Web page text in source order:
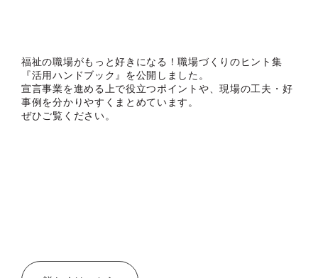
福祉の職場がもっと好きになる！職場づくりのヒント集
『活用ハンドブック』を公開しました。
宣言事業を進める上で役立つポイントや、現場の工夫・好
事例を分かりやすくまとめています。
ぜひご覧ください。